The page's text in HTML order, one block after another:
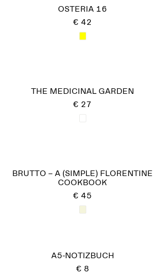
OSTERIA 16
€ 42
THE MEDICINAL GARDEN
€ 27
BRUTTO – A (SIMPLE) FLORENTINE
COOKBOOK
€ 45
A5-NOTIZBUCH
€ 8